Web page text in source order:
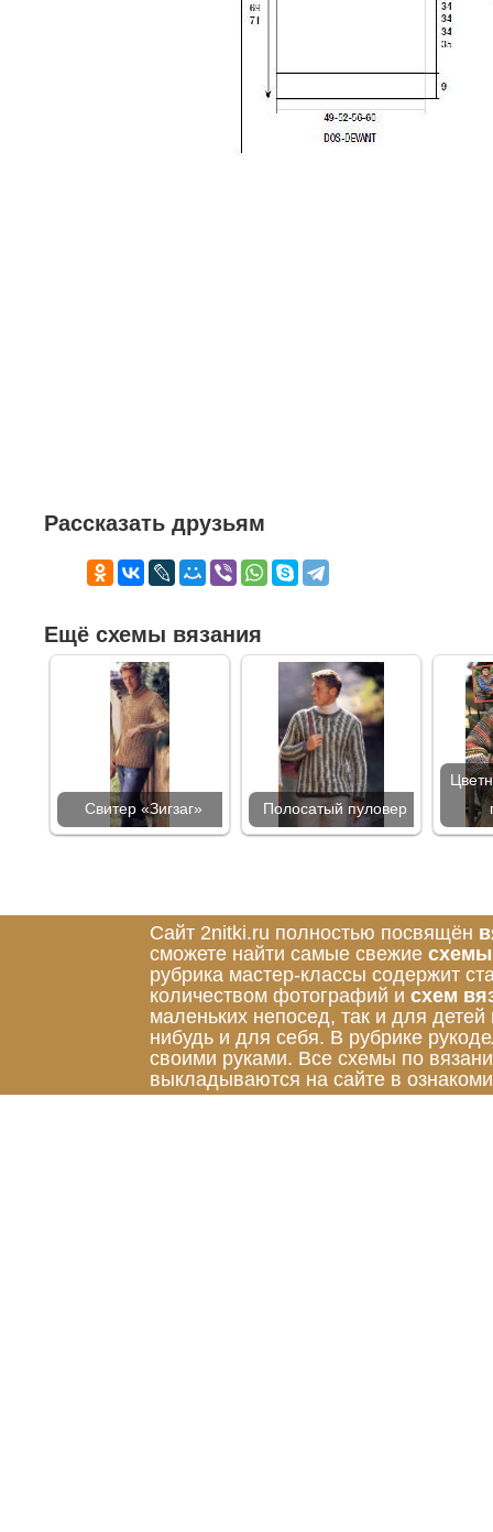
Рассказать друзьям
Ещё схемы вязания
Свитер «Зигзаг» Полосатый пуловер
Сайт 2nitki.ru полностью посвящён
сможете найти самые свежие схемы
рубрика мастер-классы содержит
количеством фотографий и схем
маленьких непосед, так и для
нибудь и для себя. В рубрике
своими руками. Все схемы по
выкладываются на сайте в